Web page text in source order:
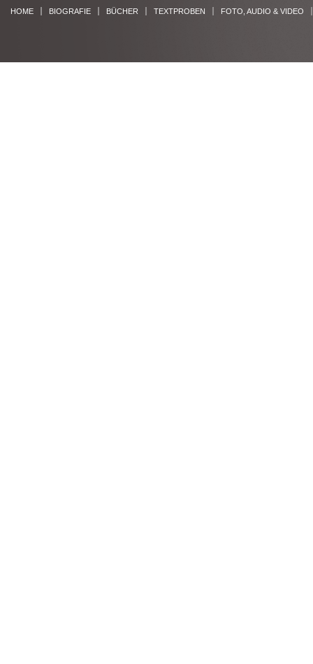
HOME BIOGRAFIE BÜCHER TEXTPROBEN FOTO, AUDIO & VIDEO